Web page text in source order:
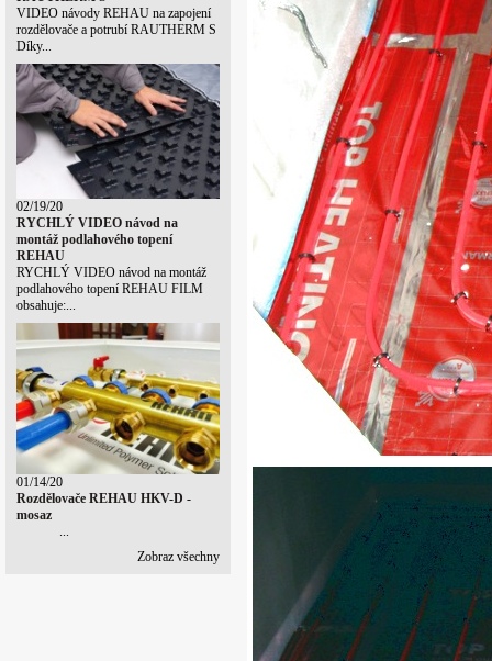
VIDEO návody REHAU na zapojení
rozdělovače a potrubí RAUTHERM S
Díky...
02/19/20
RYCHLÝ VIDEO návod na
montáž podlahového topení
REHAU
RYCHLÝ VIDEO návod na montáž
podlahového topení REHAU FILM
obsahuje:...
01/14/20
Rozdělovače REHAU HKV-D -
mosaz
...
Zobraz všechny